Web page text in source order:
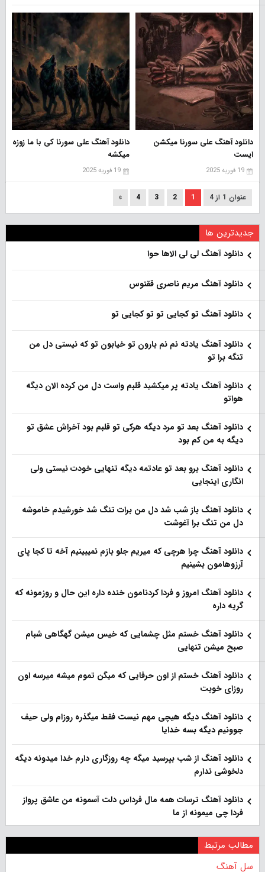
دانلود آهنگ علی سورنا میکشن
ایست
19 فوریه 2025
دانلود آهنگ علی سورنا کی با ما زوزه
میکشه
19 فوریه 2025
عنوان 1 از 4 1
2
3
4
»
جدیدترین ها
دانلود آهنگ لی لی الاها حوا
دانلود آهنگ مریم ناصری ققنوس
دانلود آهنگ تو کجایی تو تو کجایی تو
دانلود آهنگ یادته نم نم بارون تو خیابون تو که نیستی دل من
تنگه برا تو
دانلود آهنگ یادته پر میکشید قلبم واست دل من کرده الان دیگه
هواتو
دانلود آهنگ بعد تو مرد دیگه هرکی تو قلبم بود آخراش عشق تو
دیگه به من کم بود
دانلود آهنگ برو بعد تو عادتمه دیگه تنهایی خودت نیستی ولی
انگاری اینجایی
دانلود آهنگ باز شب شد دل من برات تنگ شد خورشیدم خاموشه
دل من تنگ برا آغوشت
دانلود آهنگ چرا هرچی که میریم جلو بازم نمیبینیم آخه تا کجا پای
آرزوهامون بشینیم
دانلود آهنگ امروز و فردا کردنامون خنده داره این حال و روزمونه که
گریه داره
دانلود آهنگ خستم مثل چشمایی که خیس میشن گهگاهی شبام
صبح میشن تنهایی
دانلود آهنگ خستم از اون حرفایی که میگن تموم میشه میرسه اون
روزای خوبت
دانلود آهنگ دیگه هیچی مهم نیست فقط میگذره روزام ولی حیف
جوونیم دیگه بسه خدایا
دانلود آهنگ از شب بپرسید میگه چه روزگاری دارم خدا میدونه دیگه
دلخوشی ندارم
دانلود آهنگ ترسات همه مال فرداس دلت آسمونه من عاشق پرواز
فردا چی میمونه از ما
مطالب مرتبط
سل آهنگ